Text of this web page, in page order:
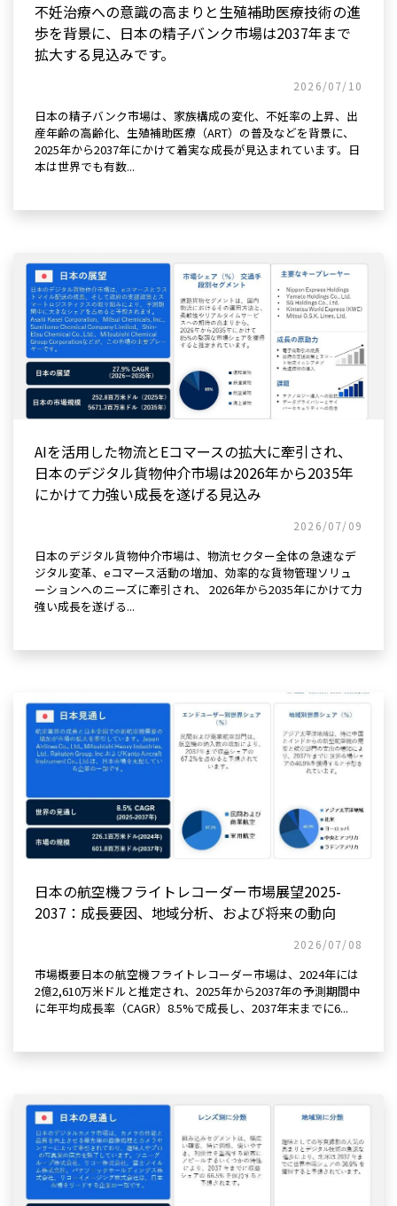
不妊治療への意識の高まりと生殖補助医療技術の進
歩を背景に、日本の精子バンク市場は2037年まで
拡大する見込みです。
2026/07/10
日本の精子バンク市場は、家族構成の変化、不妊率の上昇、出
産年齢の高齢化、生殖補助医療（ART）の普及などを背景に、
2025年から2037年にかけて着実な成長が見込まれています。日
本は世界でも有数...
AIを活用した物流とEコマースの拡大に牽引され、
日本のデジタル貨物仲介市場は2026年から2035年
にかけて力強い成長を遂げる見込み
2026/07/09
日本のデジタル貨物仲介市場は、物流セクター全体の急速なデ
ジタル変革、eコマース活動の増加、効率的な貨物管理ソリュ
ーションへのニーズに牽引され、 2026年から2035年にかけて力
強い成長を遂げる...
日本の航空機フライトレコーダー市場展望2025-
2037：成長要因、地域分析、および将来の動向
2026/07/08
市場概要日本の航空機フライトレコーダー市場は、2024年には
2億2,610万米ドルと推定され、2025年から2037年の予測期間中
に年平均成長率（CAGR）8.5%で成長し、2037年末までに6...